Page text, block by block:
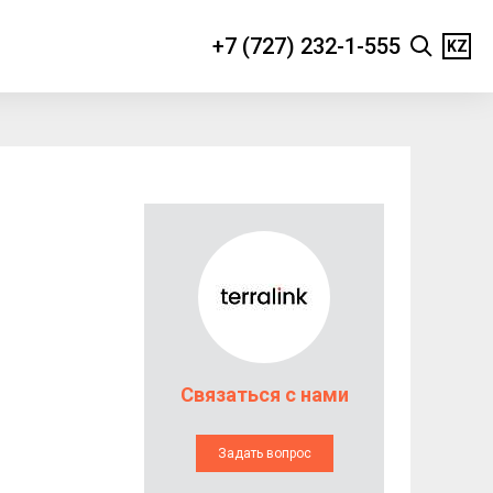
+7 (727) 232-1-555 KZ
Связаться с нами
Задать вопрос